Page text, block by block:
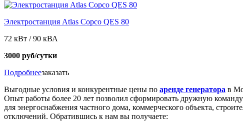
Электростанция Atlas Copco QES 80
72 кВт / 90 кВА
3000 руб/сутки
Подробнеезаказать
Выгодные условия и конкурентные цены по аренде генератора в
Опыт работы более 20 лет позволил сформировать дружную
для энергоснабжения частного дома, коммерческого объекта,
отключений. Обратившись к нам вы получаете: